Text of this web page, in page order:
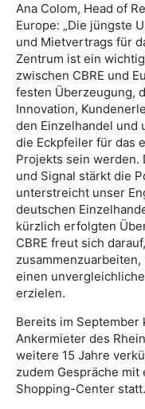
Ana Colom, Head of
Europe: „Die jüngste
und Mietvertrags für
Zentrum ist ein
zwischen CBRE und
festen Überzeugung,
Innovation,
den Einzelhandel und
die Eckpfeiler für das
Projekts sein werden.
und Signal stärkt die
unterstreicht unser
deutschen
kürzlich erfolgten
CBRE freut sich
einen
erzielen.
Bereits im September
Ankermieter des
weitere 15 Jahre
zudem Gespräche
Shopping-Center statt.